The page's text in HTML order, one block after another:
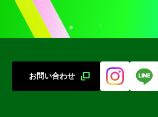
お問い合わせ